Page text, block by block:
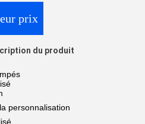
prix
du produit
personnalisation